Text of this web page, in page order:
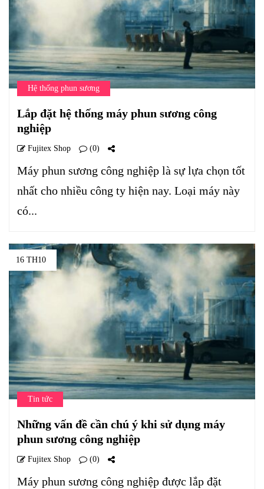
Hệ thống phun sương
Lắp đặt hệ thống máy phun sương công
nghiệp
Fujitex Shop (0)
Máy phun sương công nghiệp là sự lựa chọn tốt
nhất cho nhiều công ty hiện nay. Loại máy này
có...
16 TH10
Tin tức
Những vấn đề cần chú ý khi sử dụng máy
phun sương công nghiệp
Fujitex Shop (0)
Máy phun sương công nghiệp được lắp đặt